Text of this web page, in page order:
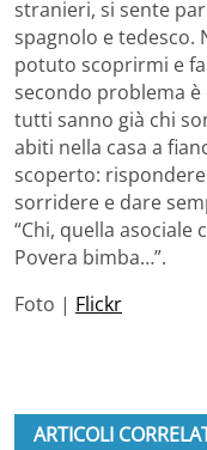
stranieri, si sente
spagnolo e tedesco.
potuto scoprirmi e
secondo problema
tutti sanno già chi
abiti nella casa a
scoperto:
sorridere e dare
“Chi, quella
Povera bimba…”.
Foto | Flickr
ARTICOLI